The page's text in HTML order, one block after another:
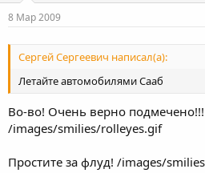
8 Мар 2009
Сергей Сергеевич написал(а):
Летайте автомобилями Сааб
Во-во! Очень верно подмечено!!!
/images/smilies/rolleyes.gif
Простите за флуд! /images/